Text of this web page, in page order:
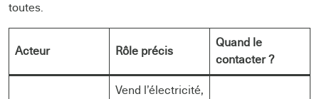
toutes.
Acteur Rôle précis
Quand le
contacter ?
Vend l’électricité,